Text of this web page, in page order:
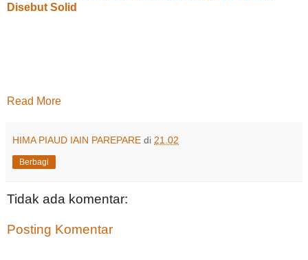
Disebut Solid
Read More
HIMA PIAUD IAIN PAREPARE di 21.02
Berbagi
Tidak ada komentar:
Posting Komentar